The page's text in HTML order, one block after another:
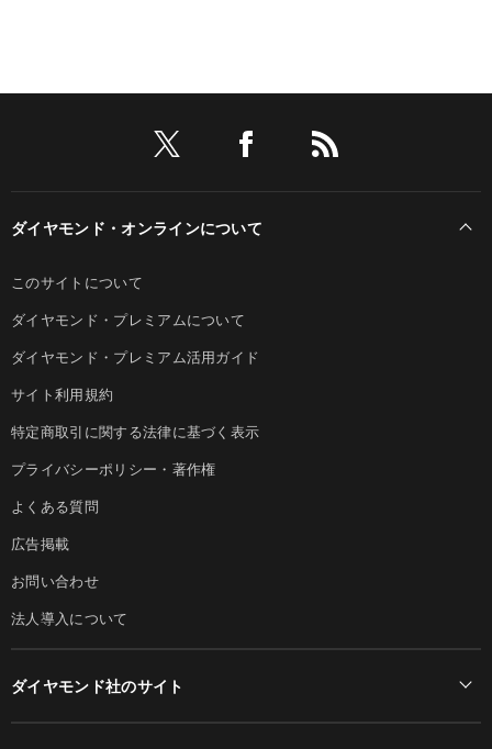
ダイヤモンド・オンラインについて
このサイトについて
ダイヤモンド・プレミアムについて
ダイヤモンド・プレミアム活用ガイド
サイト利用規約
特定商取引に関する法律に基づく表示
プライバシーポリシー・著作権
よくある質問
広告掲載
お問い合わせ
法人導入について
ダイヤモンド社のサイト